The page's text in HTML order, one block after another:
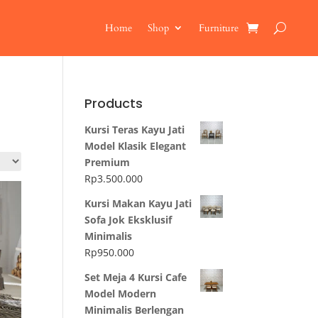
Home Shop Furniture
Products
Kursi Teras Kayu Jati
Model Klasik Elegant
Premium
Rp3.500.000
Kursi Makan Kayu Jati
Sofa Jok Eksklusif
Minimalis
Rp950.000
Set Meja 4 Kursi Cafe
Model Modern
Minimalis Berlengan